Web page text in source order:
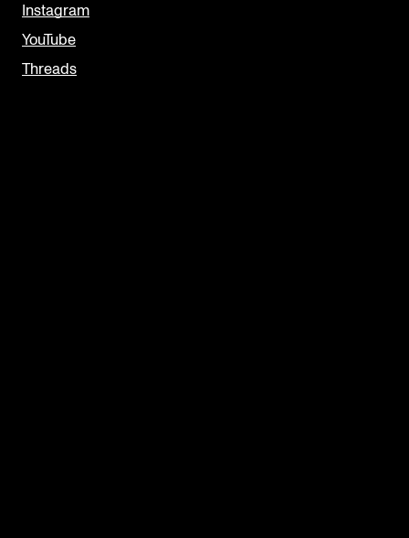
Instagram
YouTube
Threads